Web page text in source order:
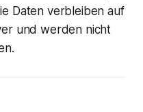
Daten verbleiben auf
und werden nicht